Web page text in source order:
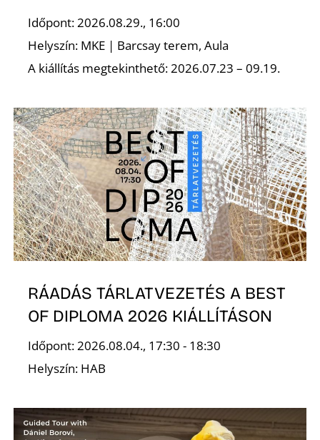
Időpont: 2026.08.29., 16:00
Helyszín: MKE | Barcsay terem, Aula
A kiállítás megtekinthető: 2026.07.23 – 09.19.
RÁADÁS TÁRLATVEZETÉS A BEST
OF DIPLOMA 2026 KIÁLLÍTÁSON
Időpont: 2026.08.04., 17:30 - 18:30
Helyszín: HAB